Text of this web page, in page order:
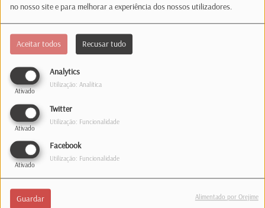
no nosso site e para melhorar a experiência dos nossos utilizadores.
Aceitar todos Recusar tudo
Analytics
Ativado
Utilização: Analítica
Twitter
Ativado
Utilização: Funcionalidade
Facebook
Ativado
Utilização: Funcionalidade
Guardar Alimentado por Orejime
Ups... encontraste um erro.
Pedimos desculpa, mas a páginas que procuras já não existe.
Estúdio
35, rue de Hollerich
L-1741 Luxembourg